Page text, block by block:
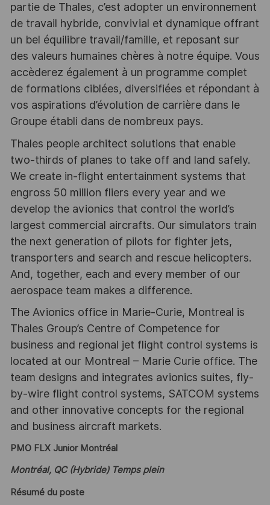
partie de Thales, c’est adopter un environnement
de travail hybride, convivial et dynamique offrant
un bel équilibre travail/famille, et reposant sur
des valeurs humaines chères à notre équipe. Vous
accèderez également à un programme complet
de formations ciblées, diversifiées et répondant à
vos aspirations d’évolution de carrière dans le
Groupe établi dans de nombreux pays.
Thales people architect solutions that enable
two-thirds of planes to take off and land safely.
We create in-flight entertainment systems that
engross 50 million fliers every year and we
develop the avionics that control the world’s
largest commercial aircrafts. Our simulators train
the next generation of pilots for fighter jets,
transporters and search and rescue helicopters.
And, together, each and every member of our
aerospace team makes a difference.
The Avionics office in Marie-Curie, Montreal is
Thales Group’s Centre of Competence for
business and regional jet flight control systems is
located at our Montreal – Marie Curie office. The
team designs and integrates avionics suites, fly-
by-wire flight control systems, SATCOM systems
and other innovative concepts for the regional
and business aircraft markets.
PMO FLX Junior Montréal
Montréal, QC (Hybride) Temps plein
Résumé du poste